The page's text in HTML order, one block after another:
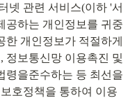
넷 관련 서비스(이하 '서
공하는 개인정보를 귀중
개인정보가 적절하게
정보통신망 이용촉진 및
령을준수하는 등 최선을
호정책을 통하여 이용